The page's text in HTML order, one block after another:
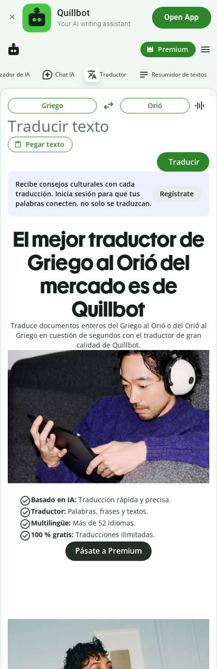
Quillbot
Your AI writing assistant
Open App
Premium
de IA Chat IA Traductor Resumidor de textos
Griego Orió
Pegar texto
Traducir
Recibe consejos culturales con cada
traducción. Inicia sesión para que tus
palabras conecten, no solo se traduzcan.
Regístrate
El mejor traductor de
Griego al Orió del
mercado es de
Quillbot
Traduce documentos enteros del Griego al Orió o del Orió al
Griego en cuestión de segundos con el traductor de gran
calidad de Quillbot.
Basado en IA: Traducción rápida y precisa.
Traductor: Palabras, frases y textos.
Multilingüe: Más de 52 idiomas.
100 % gratis: Traducciones ilimitadas.
Pásate a Premium